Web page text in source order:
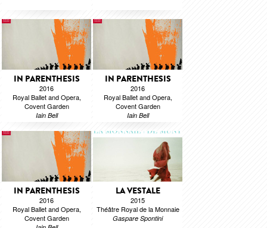
IN PARENTHESIS
2016
Royal Ballet and Opera,
Covent Garden
Iain Bell
IN PARENTHESIS
2016
Royal Ballet and Opera,
Covent Garden
Iain Bell
IN PARENTHESIS
2016
Royal Ballet and Opera,
Covent Garden
LA VESTALE
2015
Théâtre Royal de la Monnaie
Gaspare Spontini